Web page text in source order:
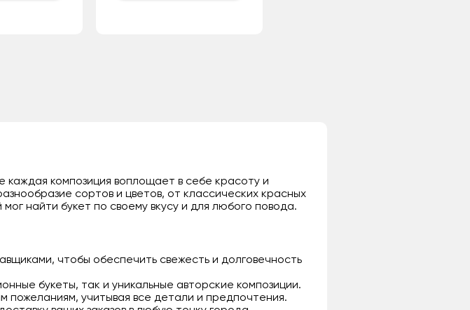
каждая композиция воплощает в себе красоту и
сортов и цветов, от классических красных
найти букет по своему вкусу и для любого повода.
чтобы обеспечить свежесть и долговечность
букеты, так и уникальные авторские композиции.
пожеланиям, учитывая все детали и предпочтения.